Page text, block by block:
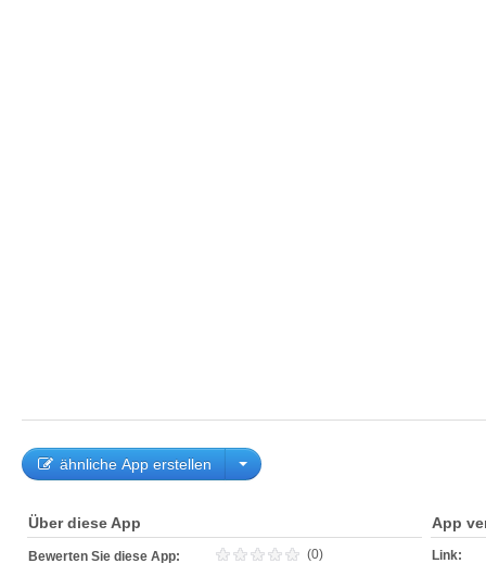
ähnliche App erstellen
Über diese App
Bewerten Sie diese App: (0)
App
Link: